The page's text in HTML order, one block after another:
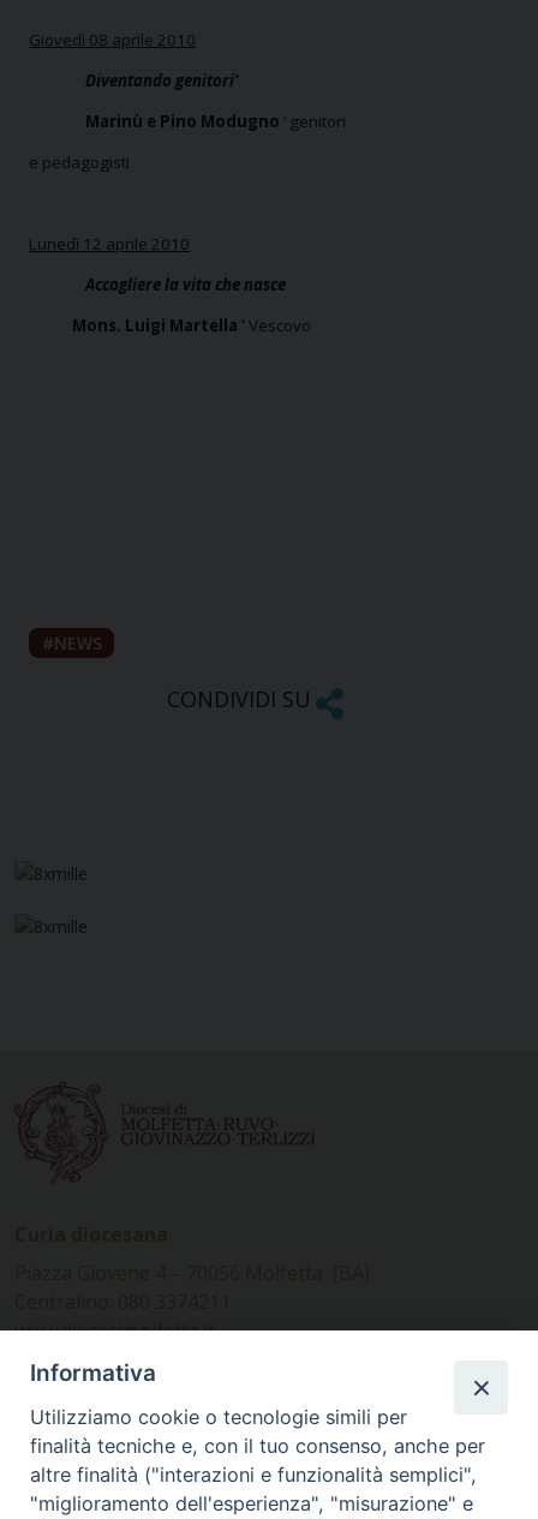
Giovedì 08 aprile 2010
Diventando genitori’
Marinù e Pino Modugno‘ genitori
e pedagogisti
Lunedì 12 aprile 2010
Accogliere la vita che nasce
Mons. Luigi Martella ‘ Vescovo
NEWS
CONDIVIDI SU
www.diocesimolfetta.it –
diocesimolfetta@pec.chiesacattolica.it
Ufficio Comunicazioni sociali
Piazza Giovene 4 – 70056 Molfetta (BA)
comunicazionisociali@diocesimolfetta.it
Informativa
Utilizziamo cookie o tecnologie simili per
finalità tecniche e, con il tuo consenso, anche per
altre finalità ("interazioni e funzionalità semplici",
"miglioramento dell'esperienza", "misurazione" e